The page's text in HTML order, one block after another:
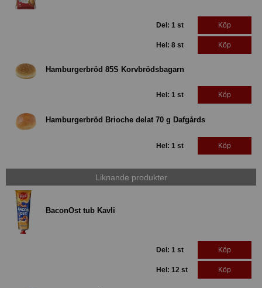
Del: 1 st Köp
Hel: 8 st Köp
Hamburgerbröd 85S Korvbrödsbagarn
Hel: 1 st Köp
Hamburgerbröd Brioche delat 70 g Dafgårds
Hel: 1 st Köp
Liknande produkter
BaconOst tub Kavli
Del: 1 st Köp
Hel: 12 st Köp